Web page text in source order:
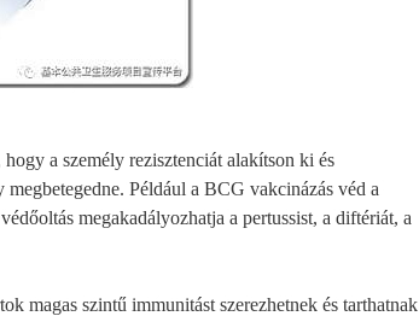
hogy a személy rezisztenciát alakítson ki és
Például a BCG vakcinázás véd a
megakadályozhatja a pertussist, a diftériát, a
magas szintű immunitást szerezhetnek és tarthatnak